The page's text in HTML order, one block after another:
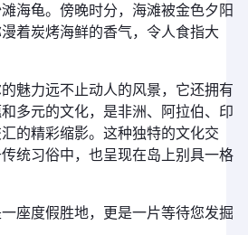
海龟。傍晚时分，海滩被金色夕阳
着炭烤海鲜的香气，令人食指大
魅力远不止动人的风景，它还拥有
多元的文化，是非洲、阿拉伯、印
的精彩缩影。这种独特的文化交
统习俗中，也呈现在岛上别具一格
座度假胜地，更是一片等待您发掘